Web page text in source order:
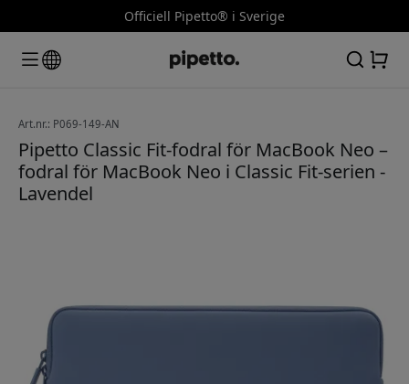
Officiell Pipetto® i Sverige
Art.nr.: P069-149-AN
Pipetto Classic Fit-fodral för MacBook Neo –
fodral för MacBook Neo i Classic Fit-serien -
Lavendel